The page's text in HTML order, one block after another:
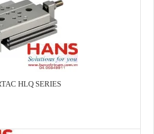
HLQ SERIES